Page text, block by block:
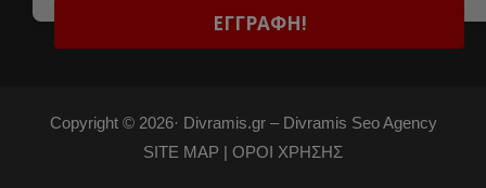
Copyright © 2026· Divramis.gr –Divramis Seo Agency
SITE MAP | ΟΡΟΙ ΧΡΗΣΗΣ